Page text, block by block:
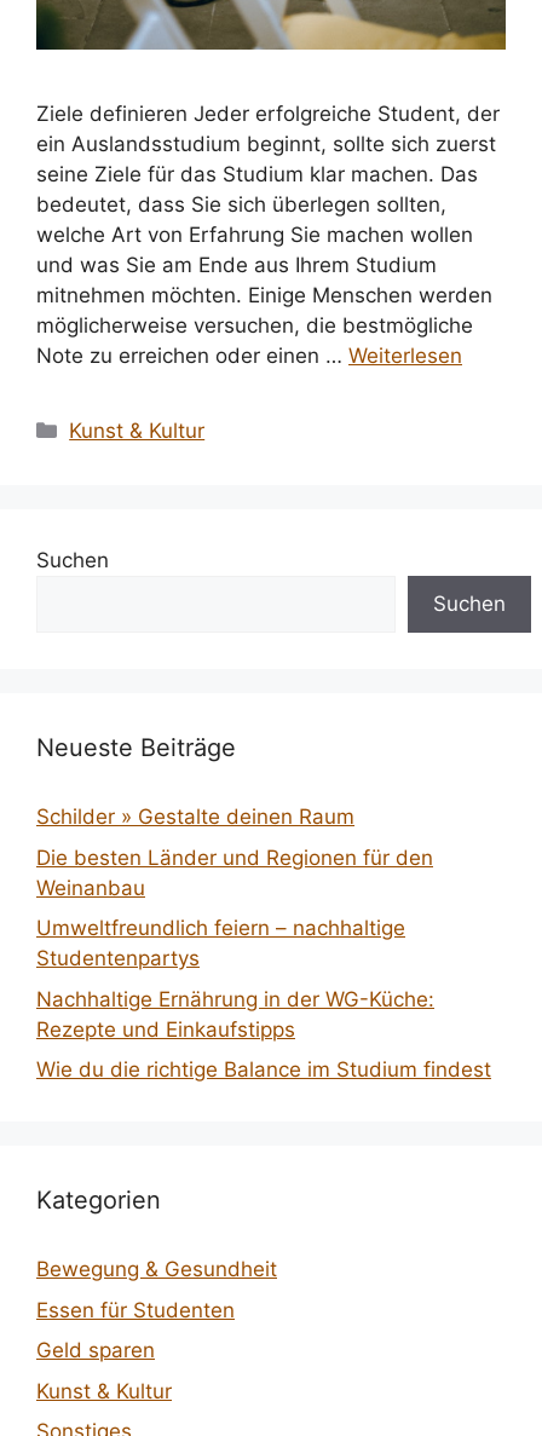
Ziele definieren Jeder erfolgreiche Student, der
ein Auslandsstudium beginnt, sollte sich zuerst
seine Ziele für das Studium klar machen. Das
bedeutet, dass Sie sich überlegen sollten,
welche Art von Erfahrung Sie machen wollen
und was Sie am Ende aus Ihrem Studium
mitnehmen möchten. Einige Menschen werden
möglicherweise versuchen, die bestmögliche
Note zu erreichen oder einen … Weiterlesen
Kategorien
Kunst & Kultur
Suchen
Suchen
Neueste Beiträge
Schilder » Gestalte deinen Raum
Die besten Länder und Regionen für den
Weinanbau
Umweltfreundlich feiern – nachhaltige
Studentenpartys
Nachhaltige Ernährung in der WG-Küche:
Rezepte und Einkaufstipps
Wie du die richtige Balance im Studium findest
Kategorien
Bewegung & Gesundheit
Essen für Studenten
Geld sparen
Kunst & Kultur
Sonstiges